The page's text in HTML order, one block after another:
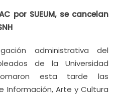
por SUEUM, se cancelan
administrativa del
de la Universidad
tomaron esta tarde las
Información, Arte y Cultura